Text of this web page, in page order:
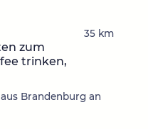
zum
trinken,
Brandenburg an
35 km